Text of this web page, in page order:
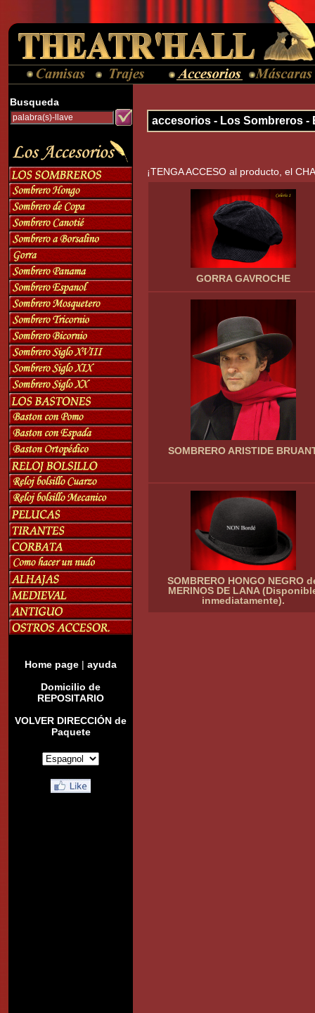
Busqueda
Home page | ayuda
Domicilio de
REPOSITARIO
VOLVER DIRECCIÓN de
Paquete
accesorios - Los Sombreros -
¡TENGA ACCESO al producto, el
GORRA GAVROCHE
SOMBRERO ARISTIDE
SOMBRERO HONGO NEGRO
MERINOS DE LANA
inmediatamente).